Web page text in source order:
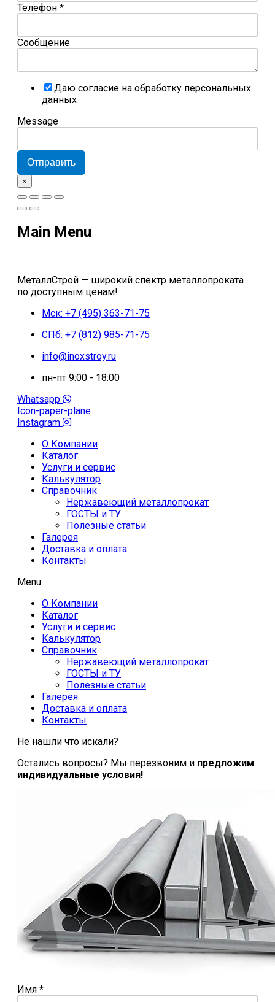
Телефон *
Сообщение
Даю согласие на обработку персональных
данных
Message
Отправить
×
Main Menu
МеталлСтрой — широкий спектр металлопроката
по доступным ценам!
Мск: +7 (495) 363-71-75
СПб: +7 (812) 985-71-75
info@inoxstroy.ru
пн-пт 9:00 - 18:00
Whatsapp
Icon-paper-plane
Instagram
О Компании
Каталог
Услуги и сервис
Калькулятор
Справочник
Нержавеющий металлопрокат
ГОСТЫ и ТУ
Полезные статьи
Галерея
Доставка и оплата
Контакты
Menu
О Компании
Каталог
Услуги и сервис
Калькулятор
Справочник
Нержавеющий металлопрокат
ГОСТЫ и ТУ
Полезные статьи
Галерея
Доставка и оплата
Контакты
Не нашли что искали?
Остались вопросы? Мы перезвоним и предложим
индивидуальные условия!
Имя *